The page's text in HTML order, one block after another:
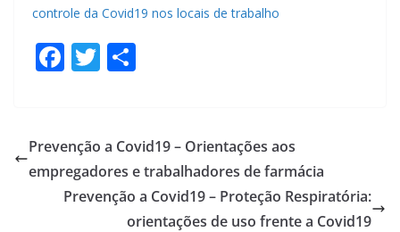
controle da Covid19 nos locais de trabalho
F
b
o
o
T
er e
Prevenção a Covid19 – Orientações aos
empregadores e trabalhadores de farmácia
Prevenção a Covid19 – Proteção Respiratória:
orientações de uso frente a Covid19